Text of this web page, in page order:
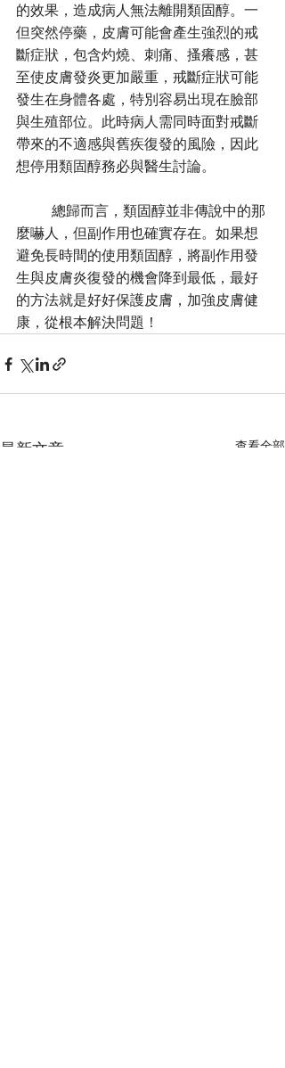
的效果，造成病人無法離開類固醇。一
但突然停藥，皮膚可能會產生強烈的戒
斷症狀，包含灼燒、刺痛、搔癢感，甚
至使皮膚發炎更加嚴重，戒斷症狀可能
發生在身體各處，特別容易出現在臉部
與生殖部位。此時病人需同時面對戒斷
帶來的不適感與舊疾復發的風險，因此
想停用類固醇務必與醫生討論。
麼嚇人，但副作用也確實存在。如果想
避免長時間的使用類固醇，將副作用發
生與皮膚炎復發的機會降到最低，最好
的方法就是好好保護皮膚，加強皮膚健
康，從根本解決問題！
最新文章 查看全部